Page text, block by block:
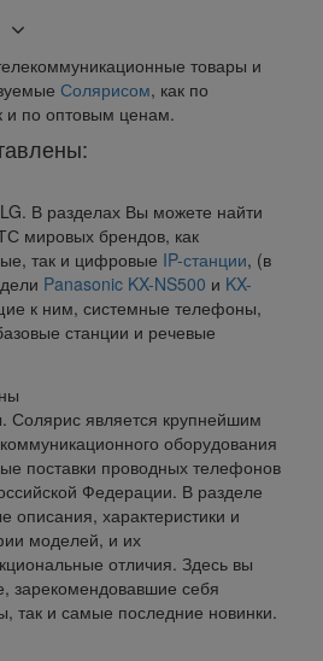
товары и
Солярисом, как по
и по оптовым ценам.
В разделах Вы можете найти
мировых брендов, как
так и цифровые IP-станции, (в
Panasonic KX-NS500 и KX-
к ним, системные телефоны,
станции и речевые
Солярис является крупнейшим
оборудования
поставки проводных телефонов
Федерации. В разделе
описания, характеристики и
моделей, и их
отличия. Здесь вы
зарекомендовавшие себя
так и самые последние новинки.